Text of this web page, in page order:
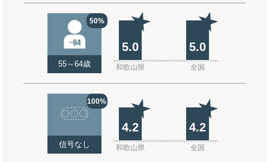
50%
55～64歳
5.0 5.0
和歌山県 全国
100%
信号なし
4.2 4.2
和歌山県 全国